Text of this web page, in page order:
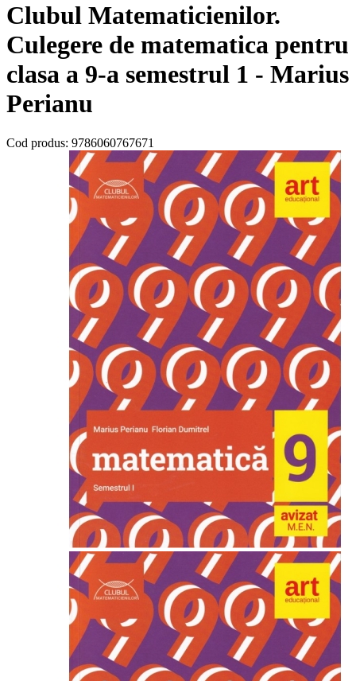
Clubul Matematicienilor.
Culegere de matematica pentru
clasa a 9-a semestrul 1 - Marius
Perianu
Cod produs: 9786060767671